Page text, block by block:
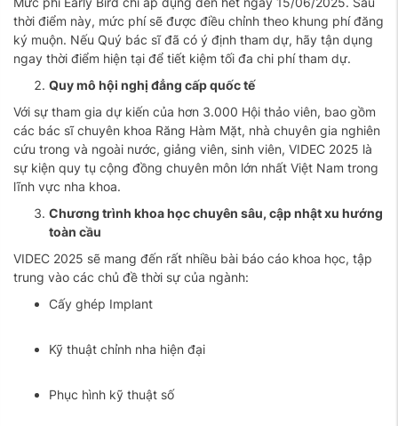
thời điểm này, mức phí sẽ được điều chỉnh theo khung phí đăng
ký muộn. Nếu Quý bác sĩ đã có ý định tham dự, hãy tận dụng
ngay thời điểm hiện tại để tiết kiệm tối đa chi phí tham dự.
Quy mô hội nghị đẳng cấp quốc tế
Với sự tham gia dự kiến của hơn 3.000 Hội thảo viên, bao gồm
các bác sĩ chuyên khoa Răng Hàm Mặt, nhà chuyên gia nghiên
cứu trong và ngoài nước, giảng viên, sinh viên, VIDEC 2025 là
sự kiện quy tụ cộng đồng chuyên môn lớn nhất Việt Nam trong
lĩnh vực nha khoa.
Chương trình khoa học chuyên sâu, cập nhật xu hướng
toàn cầu
VIDEC 2025 sẽ mang đến rất nhiều bài báo cáo khoa học, tập
trung vào các chủ đề thời sự của ngành:
Cấy ghép Implant
Kỹ thuật chỉnh nha hiện đại
Phục hình kỹ thuật số